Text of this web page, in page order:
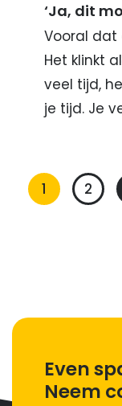
‘Ja, dit
Vooral dat
Het klinkt
veel tijd,
je tijd. Je
1 2
Even
Neem